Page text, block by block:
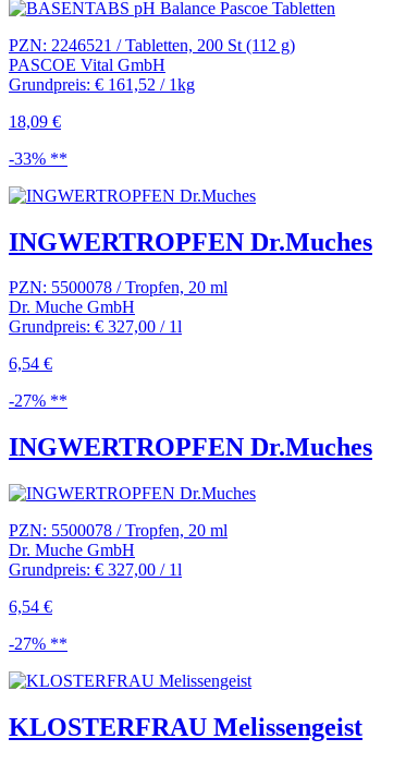
PZN: 2246521 / Tabletten, 200 St (112 g)
PASCOE Vital GmbH
Grundpreis: € 161,52 / 1kg
18,09 €
-33% **
INGWERTROPFEN Dr.Muches
PZN: 5500078 / Tropfen, 20 ml
Dr. Muche GmbH
Grundpreis: € 327,00 / 1l
6,54 €
-27% **
INGWERTROPFEN Dr.Muches
PZN: 5500078 / Tropfen, 20 ml
Dr. Muche GmbH
Grundpreis: € 327,00 / 1l
6,54 €
-27% **
KLOSTERFRAU Melissengeist